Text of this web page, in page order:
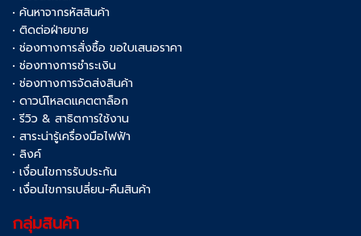
• ค้นหาจากรหัสสินค้า
• ติดต่อฝ่ายขาย
• ช่องทางการสั่งซื้อ ขอใบเสนอราคา
• ช่องทางการชำระเงิน
• ช่องทางการจัดส่งสินค้า
• ดาวน์โหลดแคตตาล็อก
• รีวิว & สาธิตการใช้งาน
• สาระน่ารู้เครื่องมือไฟฟ้า
• ลิงค์
• เงื่อนไขการรับประกัน
• เงื่อนไขการเปลี่ยน-คืนสินค้า
กลุ่มสินค้า